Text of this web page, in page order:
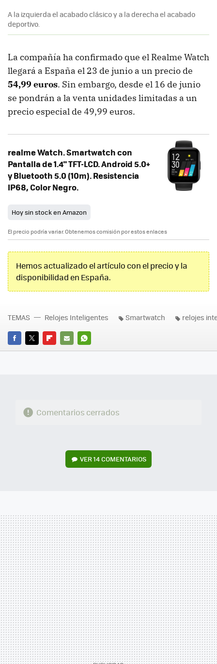
A la izquierda el acabado clásico y a la derecha el acabado
deportivo.
La compañía ha confirmado que el Realme Watch
llegará a España el 23 de junio a un precio de
54,99 euros. Sin embargo, desde el 16 de junio
se pondrán a la venta unidades limitadas a un
precio especial de 49,99 euros.
realme Watch. Smartwatch con
Pantalla de 1.4" TFT-LCD. Android 5.0+
y Bluetooth 5.0 (10m). Resistencia
IP68, Color Negro.
Hoy sin stock en Amazon
El precio podría variar. Obtenemos comisión por estos enlaces
Hemos actualizado el artículo con el precio y la
disponibilidad en España.
FACEBOOK
TWITTERFLIPBOARD
E-
WHATSAPP
TEMAS Relojes Inteligentes Smartwatch relojes
Comentarios cerrados
VER14 COMENTARIOS